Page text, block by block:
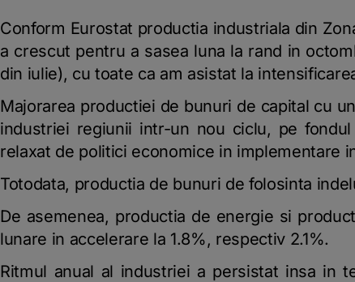
Conform Eurostat productia industriala din
a crescut pentru a sasea luna la rand in
din iulie), cu toate ca am asistat la
Majorarea productiei de bunuri de capital cu
industriei regiunii intr-un nou ciclu, pe
relaxat de politici economice in implementare
Totodata, productia de bunuri de folosinta
De asemenea, productia de energie si
lunare in accelerare la 1.8%, respectiv 2.1%.
Ritmul anual al industriei a persistat insa in